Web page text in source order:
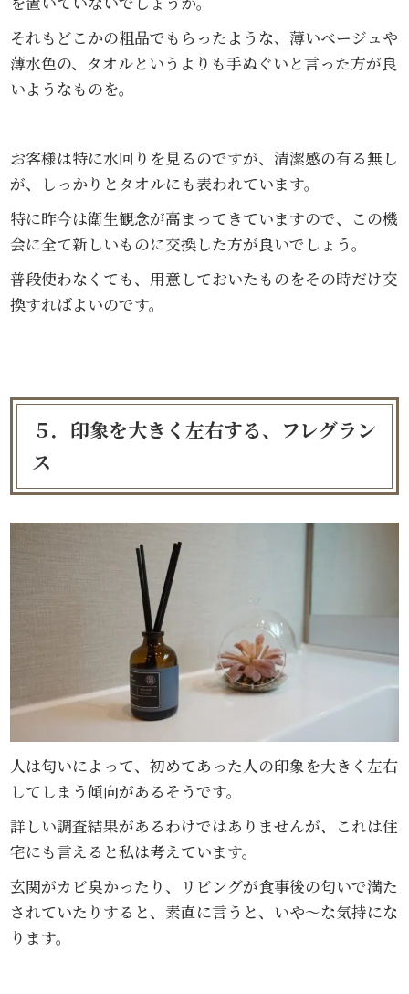
それもどこかの粗品でもらったような、薄いベージュや
薄水色の、タオルというよりも手ぬぐいと言った方が良
いようなものを。
お客様は特に水回りを見るのですが、清潔感の有る無し
が、しっかりとタオルにも表われています。
特に昨今は衛生観念が高まってきていますので、この機
会に全て新しいものに交換した方が良いでしょう。
普段使わなくても、用意しておいたものをその時だけ交
換すればよいのです。
５．印象を大きく左右する、フレグラン
ス
人は匂いによって、初めてあった人の印象を大きく左右
してしまう傾向があるそうです。
詳しい調査結果があるわけではありませんが、これは住
宅にも言えると私は考えています。
玄関がカビ臭かったり、リビングが食事後の匂いで満た
されていたりすると、素直に言うと、いや～な気持にな
ります。